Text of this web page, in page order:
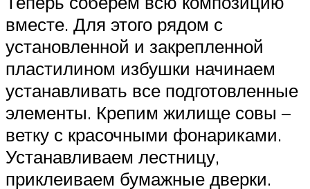
вместе. Для этого рядом с
установленной и закрепленной
пластилином избушки начинаем
устанавливать все подготовленные
элементы. Крепим жилище совы –
ветку с красочными фонариками.
Устанавливаем лестницу,
приклеиваем бумажные дверки.